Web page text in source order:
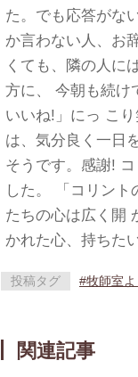
た。でも応答がな
か言わない人、お
くても、隣の人に
方に、 今朝も続け
いいね!」にっ こ
は、気分良く一日
そうです。感謝!
した。 「コリン
たちの心は広く開
かれた心、持ちた
投稿タグ #牧師室
関連記事